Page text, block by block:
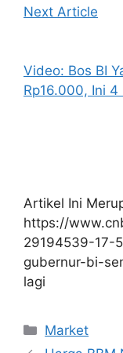
Next Article
Video: Bos BI
Rp16.000, Ini
Artikel Ini
https://
29194539-17-
gubernur-bi-
lagi
Kategori
Market